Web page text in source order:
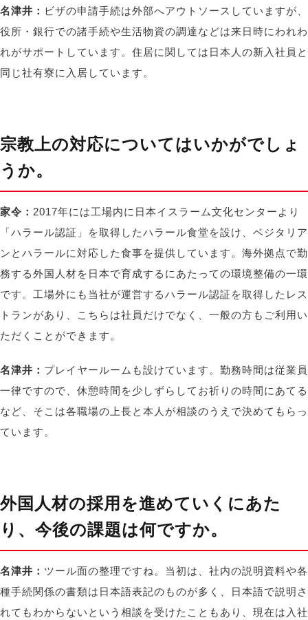
名津井： ビザの申請手続は外部へアウトソースしていますが、
役所・銀行での諸手続や生活物資の調達などは来日時にわれわ
れがサポートしています。住居に関しては日本人の新入社員と
同じ社有寮に入居しています。
宗教上の対応についてはいかがでしょ
うか。
家令： 2017年には工場内に日本イスラーム文化センターより
「ハラール認証」を取得したハラール食堂を設け、ベジタリア
ンとハラールに対応した食事を提供しています。海外拠点で勤
務する外国人材を日本で育成するにあたっての環境整備の一環
です。工場外にも当社が運営するハラール認証を取得したレス
トランがあり、こちらは社員だけでなく、一般の方もご利用い
ただくことができます。
名津井： プレイヤールームも設けています。勤務時間は従業員
一律ですので、休憩時間を少しずらしてお祈りの時間にあてる
など、そこは各職場の上長と本人が相談のうえで決めてもらっ
ています。
外国人材の採用を進めていくにあた
り、今後の課題は何ですか。
名津井： ツール面の整理ですね。当初は、社内の説明資料や各
種手続関係の書類は日本語表記のものが多く、日本語で説明さ
れてもわからないという相談を受けたこともあり、現在は入社